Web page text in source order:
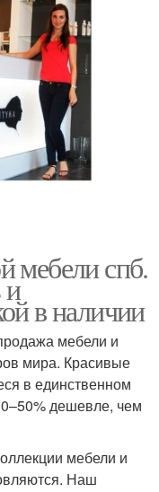
мебели спб.
и
в наличии
мебели и
мира. Красивые
в единственном
дешевле, чем
мебели и
Наш